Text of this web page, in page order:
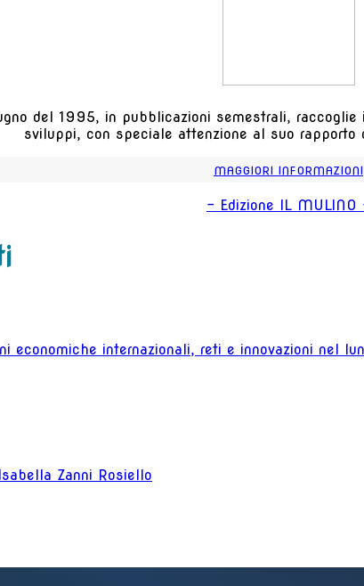
del 1995, in pubblicazioni semestrali,
sviluppi, con speciale attenzione al suo
MAGGIORI INFORMAZIONI
- Edizione IL MULINO
economiche internazionali, reti e innovazioni nel
Zanni Rosiello